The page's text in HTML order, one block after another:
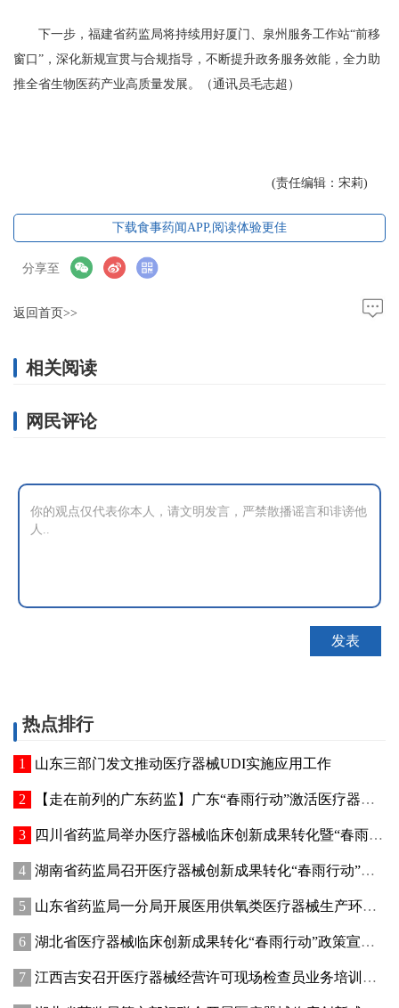
下一步，福建省药监局将持续用好厦门、泉州服务工作站“前移
窗口”，深化新规宣贯与合规指导，不断提升政务服务效能，全力助
推全省生物医药产业高质量发展。（通讯员毛志超）
(责任编辑：宋莉)
下载食事药闻APP,阅读体验更佳
分享至
返回首页>>
相关阅读
网民评论
热点排行
山东三部门发文推动医疗器械UDI实施应用工作
【走在前列的广东药监】广东“春雨行动”激活医疗器械创新动能
四川省药监局举办医疗器械临床创新成果转化暨“春雨行动”宣贯培训会
湖南省药监局召开医疗器械创新成果转化“春雨行动”推进会
山东省药监局一分局开展医用供氧类医疗器械生产环节专项检查
湖北省医疗器械临床创新成果转化“春雨行动”政策宣讲暨首批临床创新成果供需对接会在武汉举办
江西吉安召开医疗器械经营许可现场检查员业务培训暨廉政纪律教育会议